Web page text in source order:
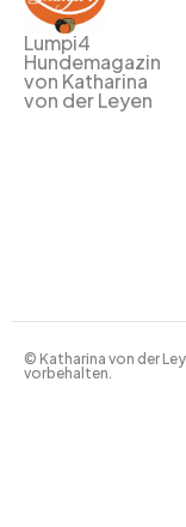
Lumpi4
Hundemagazin
von Katharina
von der Leyen
© Katharina von der
vorbehalten.